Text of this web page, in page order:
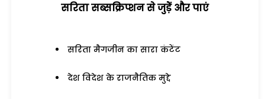
सरिता सब्सक्रिप्शन से जुड़ेें और पाएं
सरिता मैगजीन का सारा कंटेंट
देश विदेश के राजनैतिक मुद्दे